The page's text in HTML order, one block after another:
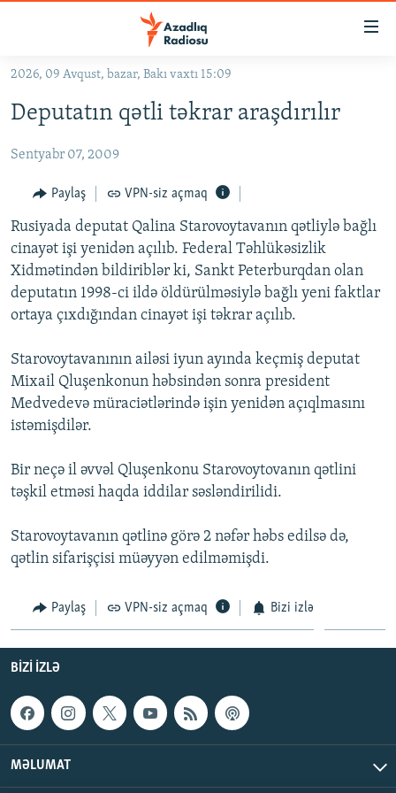
Əsas
qayıt
naviqasiyaya
Axtarışa
keç
#İZAHLA
KORRUPSIOMETR
#ƏSLINDƏ
FƏRQƏ BAX
QANUNI DOĞRU
ARAŞDIRMA
MULTIMEDIA
FOTOQALEREYA
RADIO ARXIV
OXU ZALI
AZƏRBAYCAN ƏDƏBIYYATI KITABXANASI
İZ - MƏDƏNIYYƏT PROQRAMI
HAQQIMIZDA
MATERIALLARIMIZDAN ISTIFADƏ
BIZIMLƏ ƏLAQƏ
BIZI IZLƏ
2026, 09 Avqust, bazar, Bakı vaxtı 15:09
Deputatın qətli təkrar araşdırılır
Sentyabr 07, 2009
Paylaş VPN-siz açmaq
Rusiyada deputat Qalina Starovoytavanın qətliylə bağlı
cinayət işi yenidən açılıb. Federal Təhlükəsizlik
Xidmətindən bildiriblər ki, Sankt Peterburqdan olan
deputatın 1998-ci ildə öldürülməsiylə bağlı yeni faktlar
ortaya çıxdığından cinayət işi təkrar açılıb.
Starovoytavanının ailəsi iyun ayında keçmiş deputat
Mixail Qluşenkonun həbsindən sonra president
Medvedevə müraciətlərində işin yenidən açıqlmasını
istəmişdilər.
Bir neçə il əvvəl Qluşenkonu Starovoytovanın qətlini
təşkil etməsi haqda iddilar səsləndirilidi.
Starovoytavanın qətlinə görə 2 nəfər həbs edilsə də,
qətlin sifarişçisi müəyyən edilməmişdi.
Paylaş VPN-siz açmaq Bizi izlə
BIZI IZLƏ
MƏLUMAT